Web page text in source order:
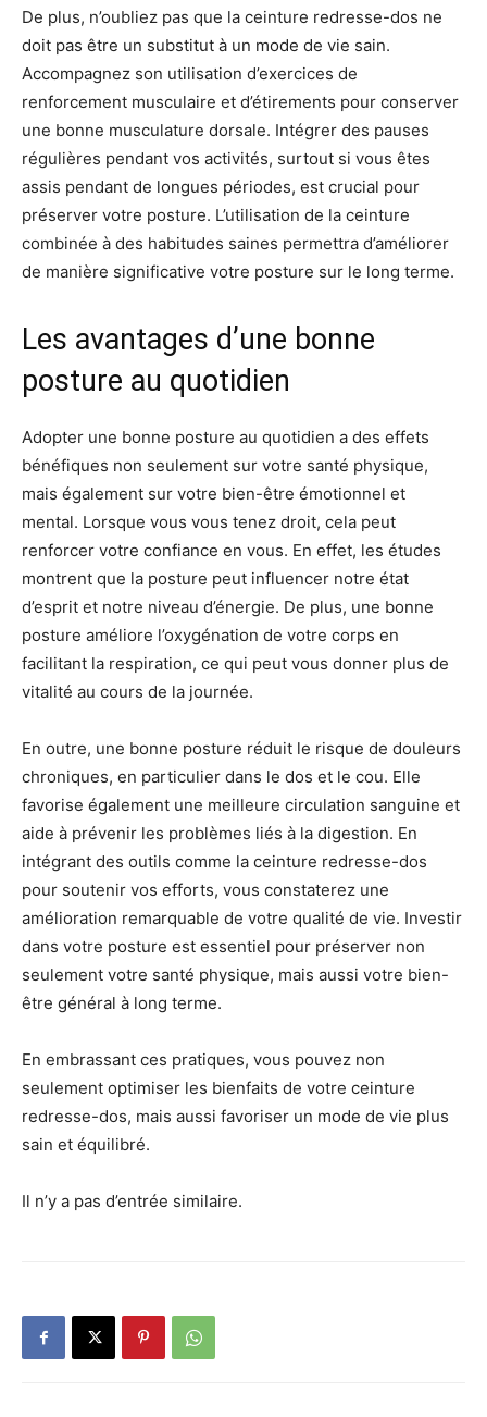
De plus, n’oubliez pas que la ceinture redresse-dos ne
doit pas être un substitut à un mode de vie sain.
Accompagnez son utilisation d’exercices de
renforcement musculaire et d’étirements pour conserver
une bonne musculature dorsale. Intégrer des pauses
régulières pendant vos activités, surtout si vous êtes
assis pendant de longues périodes, est crucial pour
préserver votre posture. L’utilisation de la ceinture
combinée à des habitudes saines permettra d’améliorer
de manière significative votre posture sur le long terme.
Les avantages d’une bonne
posture au quotidien
Adopter une bonne posture au quotidien a des effets
bénéfiques non seulement sur votre santé physique,
mais également sur votre bien-être émotionnel et
mental. Lorsque vous vous tenez droit, cela peut
renforcer votre confiance en vous. En effet, les études
montrent que la posture peut influencer notre état
d’esprit et notre niveau d’énergie. De plus, une bonne
posture améliore l’oxygénation de votre corps en
facilitant la respiration, ce qui peut vous donner plus de
vitalité au cours de la journée.
En outre, une bonne posture réduit le risque de douleurs
chroniques, en particulier dans le dos et le cou. Elle
favorise également une meilleure circulation sanguine et
aide à prévenir les problèmes liés à la digestion. En
intégrant des outils comme la ceinture redresse-dos
pour soutenir vos efforts, vous constaterez une
amélioration remarquable de votre qualité de vie. Investir
dans votre posture est essentiel pour préserver non
seulement votre santé physique, mais aussi votre bien-
être général à long terme.
En embrassant ces pratiques, vous pouvez non
seulement optimiser les bienfaits de votre ceinture
redresse-dos, mais aussi favoriser un mode de vie plus
sain et équilibré.
Il n’y a pas d’entrée similaire.